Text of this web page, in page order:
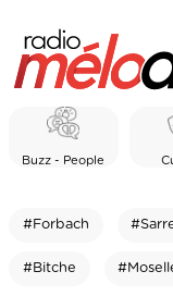
Buzz - People
#Forbach
#Bitche